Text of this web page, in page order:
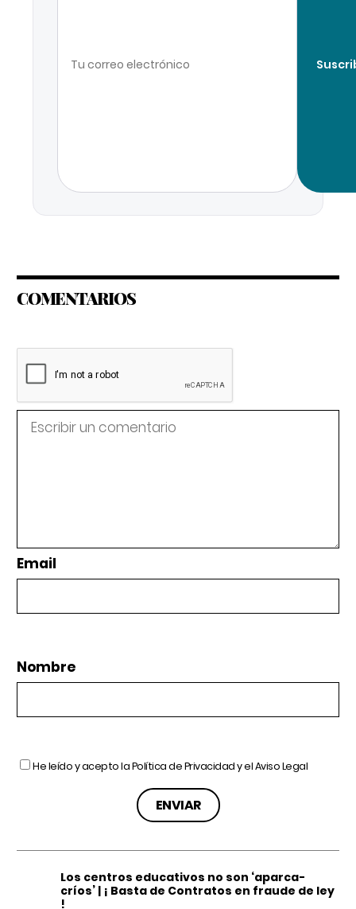
COMENTARIOS
Email
Nombre
He leído y acepto laPolítica de Privacidady elAviso Legal
Los centros educativos no son ‘aparca-
críos’ | ¡ Basta de Contratos en fraude de ley
!